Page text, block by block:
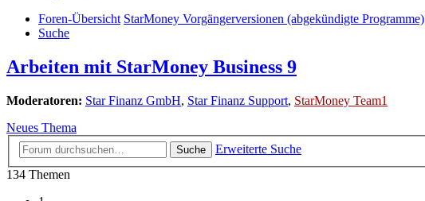
Foren-Übersicht StarMoney Vorgängerversionen (abgekündigte Programme)
Suche
Arbeiten mit StarMoney Business 9
Moderatoren: Star Finanz GmbH, Star Finanz Support, StarMoney Team1
Neues Thema
Suche
Erweiterte Suche
134 Themen